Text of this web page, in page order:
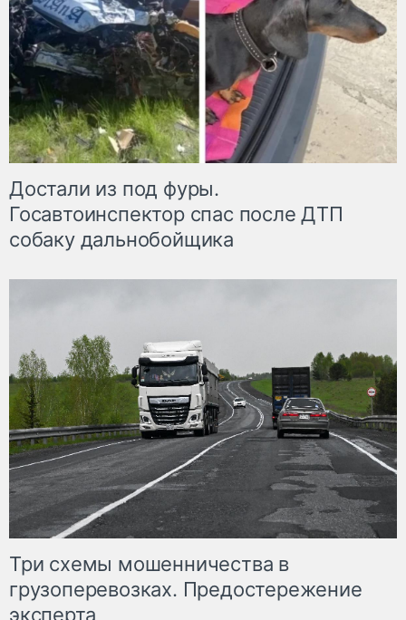
Достали из под фуры.
Госавтоинспектор спас после ДТП
собаку дальнобойщика
Три схемы мошенничества в
грузоперевозках. Предостережение
эксперта